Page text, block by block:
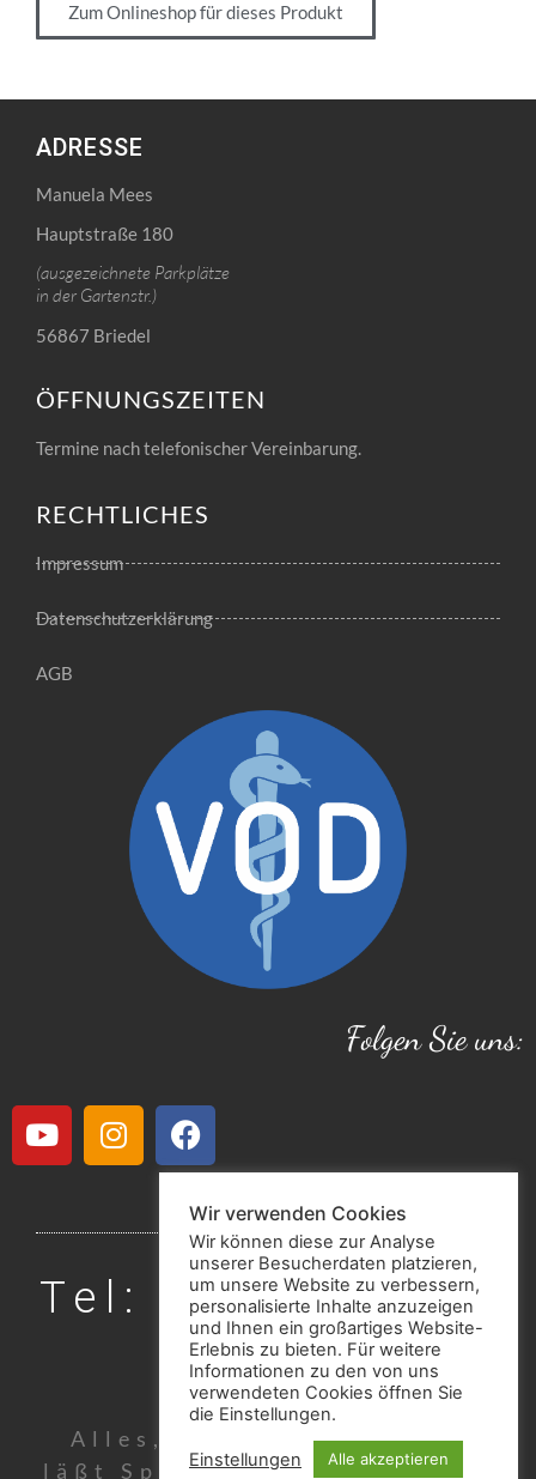
Zum Onlineshop für dieses Produkt
ADRESSE
Manuela Mees
Hauptstraße 180
(ausgezeichnete Parkplätze
in der Gartenstr.)
56867 Briedel
ÖFFNUNGSZEITEN
Termine nach telefonischer Vereinbarung.
RECHTLICHES
Impressum
Datenschutzerklärung
AGB
Folgen Sie uns:
Tel: 06542 / 181
40 32
Alles, was uns begegnet,
läßt Spuren zurück. (Johann
Wir verwenden Cookies
Wir können diese zur Analyse
unserer Besucherdaten platzieren,
um unsere Website zu verbessern,
personalisierte Inhalte anzuzeigen
und Ihnen ein großartiges Website-
Erlebnis zu bieten. Für weitere
Informationen zu den von uns
verwendeten Cookies öffnen Sie
die Einstellungen.
Einstellungen Alle akzeptieren